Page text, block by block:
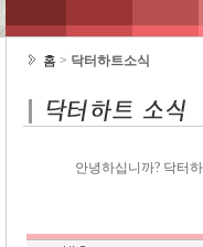
홈 > 닥터하트소식
안녕하십니까? 닥터